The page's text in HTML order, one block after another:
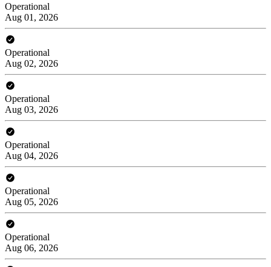
Operational
Aug 01, 2026
Operational
Aug 02, 2026
Operational
Aug 03, 2026
Operational
Aug 04, 2026
Operational
Aug 05, 2026
Operational
Aug 06, 2026